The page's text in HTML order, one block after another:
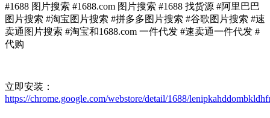
#1688 图片搜索 #1688.com 图片搜索 #1688 找货源 #阿里巴巴
图片搜索 #淘宝图片搜索 #拼多多图片搜索 #谷歌图片搜索 #速
卖通图片搜索 #淘宝和1688.com 一件代发 #速卖通一件代发 #
代购
立即安装：
https://chrome.google.com/webstore/detail/1688/